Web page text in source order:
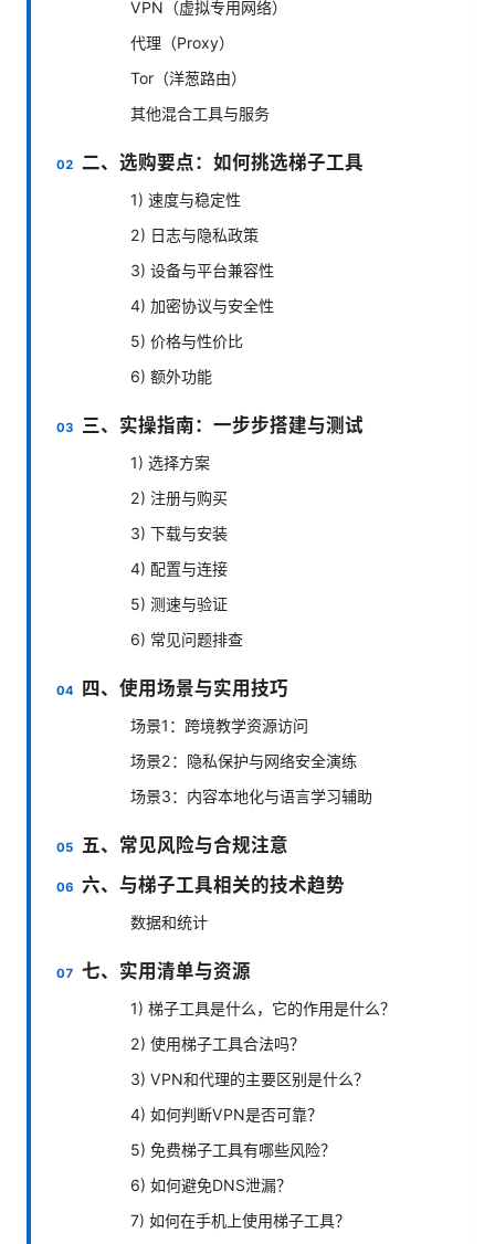
VPN（虚拟专用网络）
代理（Proxy）
Tor（洋葱路由）
其他混合工具与服务
二、选购要点：如何挑选梯子工具
1) 速度与稳定性
2) 日志与隐私政策
3) 设备与平台兼容性
4) 加密协议与安全性
5) 价格与性价比
6) 额外功能
三、实操指南：一步步搭建与测试
1) 选择方案
2) 注册与购买
3) 下载与安装
4) 配置与连接
5) 测速与验证
6) 常见问题排查
四、使用场景与实用技巧
场景1：跨境教学资源访问
场景2：隐私保护与网络安全演练
场景3：内容本地化与语言学习辅助
五、常见风险与合规注意
六、与梯子工具相关的技术趋势
数据和统计
七、实用清单与资源
1) 梯子工具是什么，它的作用是什么？
2) 使用梯子工具合法吗？
3) VPN和代理的主要区别是什么？
4) 如何判断VPN是否可靠？
5) 免费梯子工具有哪些风险？
6) 如何避免DNS泄漏？
7) 如何在手机上使用梯子工具？